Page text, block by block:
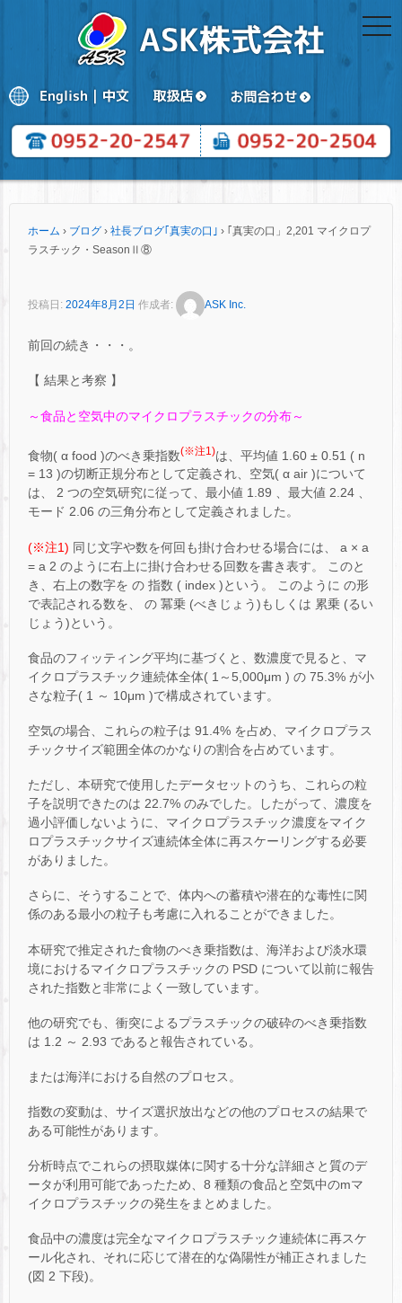
ホーム › ブログ › 社長ブログ｢真実の口｣ › ｢真実の口」2,201 マイクロプ
ラスチック・SeasonⅡ⑧
投稿日: 2024年8月2日 作成者: ASK Inc.
前回の続き・・・。
【 結果と考察 】
～食品と空気中のマイクロプラスチックの分布～
食物( α food )のべき乗指数(※注1)は、平均値 1.60 ± 0.51 ( n
= 13 )の切断正規分布として定義され、空気( α air )について
は、 2 つの空気研究に従って、最小値 1.89 、最大値 2.24 、
モード 2.06 の三角分布として定義されました。
(※注1) 同じ文字や数を何回も掛け合わせる場合には、 a × a
= a 2 のように右上に掛け合わせる回数を書き表す。 このと
き、右上の数字を の 指数 ( index )という。 このように の形
で表記される数を、 の 冪乗 (べきじょう)もしくは 累乗 (るい
じょう)という。
食品のフィッティング平均に基づくと、数濃度で見ると、マ
イクロプラスチック連続体全体( 1～5,000μm ) の 75.3% が小
さな粒子( 1 ～ 10μm )で構成されています。
空気の場合、これらの粒子は 91.4% を占め、マイクロプラス
チックサイズ範囲全体のかなりの割合を占めています。
ただし、本研究で使用したデータセットのうち、これらの粒
子を説明できたのは 22.7% のみでした。したがって、濃度を
過小評価しないように、マイクロプラスチック濃度をマイク
ロプラスチックサイズ連続体全体に再スケーリングする必要
がありました。
さらに、そうすることで、体内への蓄積や潜在的な毒性に関
係のある最小の粒子も考慮に入れることができました。
本研究で推定された食物のべき乗指数は、海洋および淡水環
境におけるマイクロプラスチックの PSD について以前に報告
された指数と非常によく一致しています。
他の研究でも、衝突によるプラスチックの破砕のべき乗指数
は 1.2 ～ 2.93 であると報告されている。
または海洋における自然のプロセス。
指数の変動は、サイズ選択放出などの他のプロセスの結果で
ある可能性があります。
分析時点でこれらの摂取媒体に関する十分な詳細さと質のデ
ータが利用可能であったため、8 種類の食品と空気中のmマ
イクロプラスチックの発生をまとめました。
食品中の濃度は完全なマイクロプラスチック連続体に再スケ
ール化され、それに応じて潜在的な偽陽性が補正されました
(図 2 下段)。